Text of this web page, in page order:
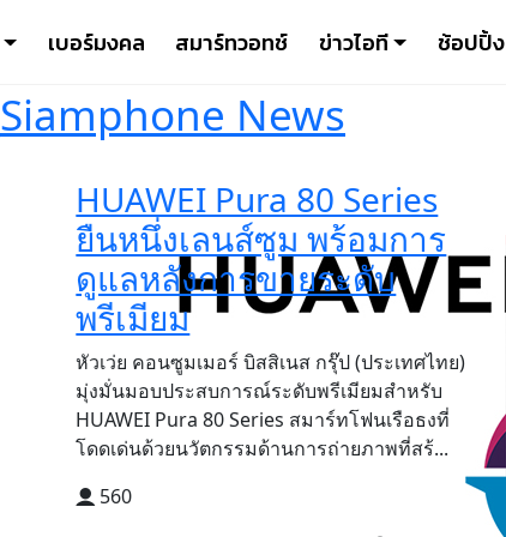
เบอร์มงคล สมาร์ทวอทช์ ข่าวไอที ช้อปปิ้ง
Siamphone News
HUAWEI Pura 80 Series
ยืนหนึ่งเลนส์ซูม พร้อมการ
ดูแลหลังการขายระดับ
พรีเมียม
หัวเว่ย คอนซูมเมอร์ บิสสิเนส กรุ๊ป (ประเทศไทย)
มุ่งมั่นมอบประสบการณ์ระดับพรีเมียมสำหรับ
HUAWEI Pura 80 Series สมาร์ทโฟนเรือธงที่
โดดเด่นด้วยนวัตกรรมด้านการถ่ายภาพที่สร้...
560